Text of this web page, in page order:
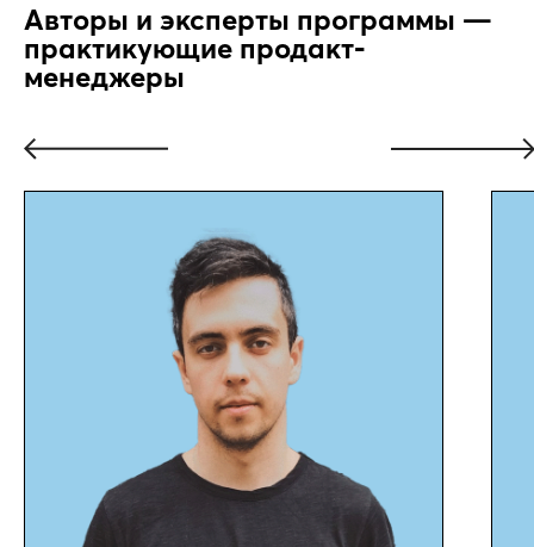
Авторы и эксперты программы —
практикующие продакт-
менеджеры